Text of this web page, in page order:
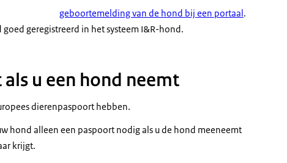
geboortemelding van de hond bij een portaal.
geregistreerd in het systeem I&R-hond.
u een hond neemt
dierenpaspoort hebben.
hond alleen een paspoort nodig als u de hond meeneemt
krijgt.